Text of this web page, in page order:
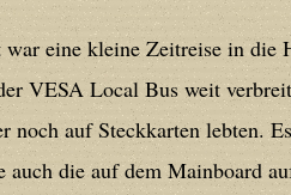
of dynamic
users/confidit/
war eine kleine Zeitreise in die
VESA Local Bus weit
noch auf Steckkarten lebten.
auch die auf dem Mainboard